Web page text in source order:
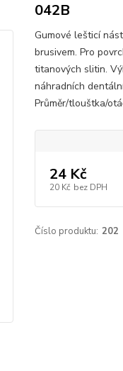
042B
Gumové lešticí
brusivem. Pro
titanových slitin.
náhradních
Průměr/tlouštka/
24 Kč
20 Kč bez DPH
Číslo produktu: 202